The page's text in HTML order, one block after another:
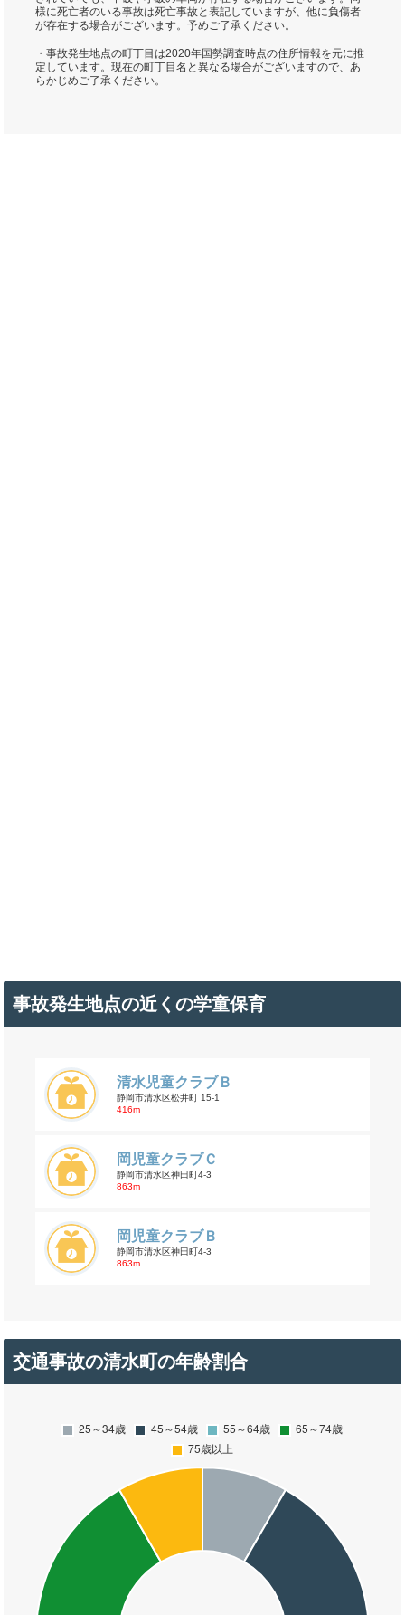
様に死亡者のいる事故は死亡事故と表記していますが、他に負傷者
が存在する場合がございます。予めご了承ください。
・事故発生地点の町丁目は2020年国勢調査時点の住所情報を元に推
定しています。現在の町丁目名と異なる場合がございますので、あ
らかじめご了承ください。
事故発生地点の近くの学童保育
清水児童クラブＢ
静岡市清水区松井町 15-1
416m
岡児童クラブＣ
静岡市清水区神田町4-3
863m
岡児童クラブＢ
静岡市清水区神田町4-3
863m
交通事故の清水町の年齢割合